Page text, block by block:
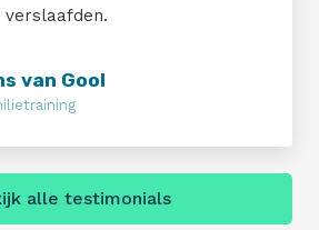
verslaafden.
van Gool
alle testimonials